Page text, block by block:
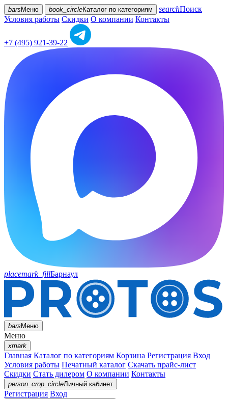
bars Меню book_circleКаталог по категориям searchПоиск
Условия работы Скидки О компании Контакты
+7 (495) 921-39-22
placemark_fillБарнаул
barsМеню
Меню
xmark
Главная Каталог по категориям Корзина Регистрация Вход
Условия работы Печатный каталог Скачать прайс-лист
Скидки Стать дилером О компании Контакты
person_crop_circleЛичный кабинет
Регистрация Вход